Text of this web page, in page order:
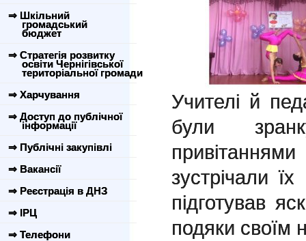
⇒ Шкільний
громадський
бюджет
⇒ Стратегія розвитку
освіти Чернігівської
територіальної громади
⇒ Харчування
⇒ Доступ до публічної
інформації
⇒ Публічні закупівлі
⇒ Вакансії
⇒ Реєстрація в ДНЗ
⇒ ІРЦ
⇒ Телефони
Учителі й
були
зустрічали
підготував
подяки своїм